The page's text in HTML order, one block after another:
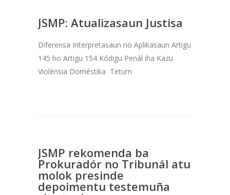
JSMP: Atualizasaun Justisa
Diferensa Interpretasaun no Aplikasaun Artigu
145 ho Artigu 154 Kódigu Penál iha Kazu
Violénsia Doméstika Tetum
JSMP rekomenda ba
Prokuradór no Tribunál atu
molok presinde
depoimentu testemuña